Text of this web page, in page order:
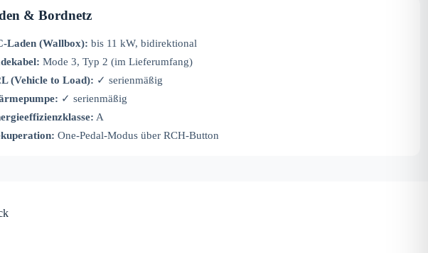
& Bordnetz
Laden (Wallbox): bis 11 kW, bidirektional
Mode 3, Typ 2 (im Lieferumfang)
(Vehicle to Load): ✓ serienmäßig
✓ serienmäßig
A
One-Pedal-Modus über RCH-Button